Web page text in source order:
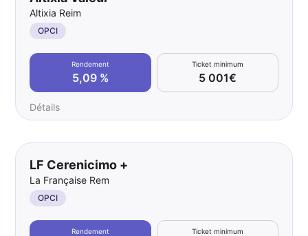
Altixia Reim
OPCI
Rendement
5,09 %
Ticket minimum
5 001€
Détails
LF Cerenicimo +
La Française Rem
OPCI
Rendement Ticket minimum